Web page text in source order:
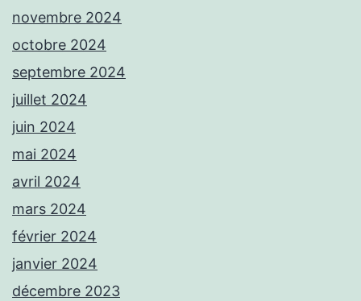
novembre 2024
octobre 2024
septembre 2024
juillet 2024
juin 2024
mai 2024
avril 2024
mars 2024
février 2024
janvier 2024
décembre 2023